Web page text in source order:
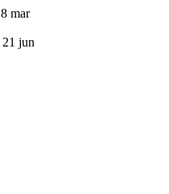
8 mar
21 jun